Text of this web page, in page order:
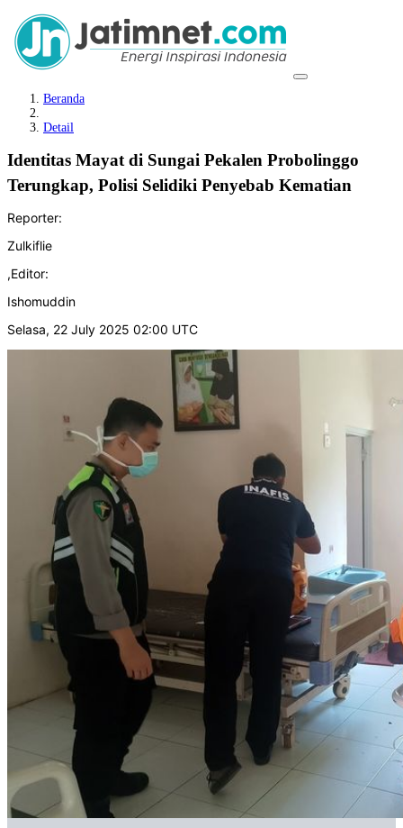
Beranda
Detail
Identitas Mayat di Sungai Pekalen Probolinggo
Terungkap, Polisi Selidiki Penyebab Kematian
Reporter:
Zulkiflie
,Editor:
Ishomuddin
Selasa, 22 July 2025 02:00 UTC